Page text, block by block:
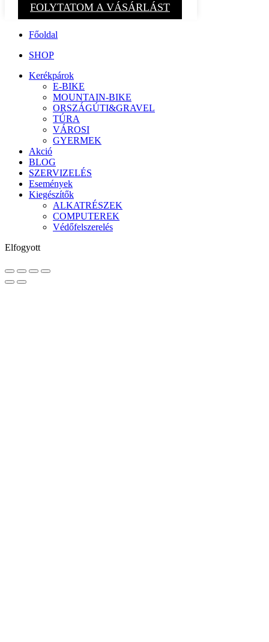
FOLYTATOM A VÁSÁRLÁST
Főoldal
SHOP
Kerékpárok
E-BIKE
MOUNTAIN-BIKE
ORSZÁGÚTI&GRAVEL
TÚRA
VÁROSI
GYERMEK
Akció
BLOG
SZERVIZELÉS
Események
Kiegészítők
ALKATRÉSZEK
COMPUTEREK
Védőfelszerelés
Elfogyott